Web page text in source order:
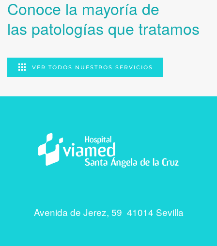
Conoce la mayoría de
las patologías que tratamos
VER TODOS NUESTROS SERVICIOS
Avenida de Jerez, 59 41014 Sevilla